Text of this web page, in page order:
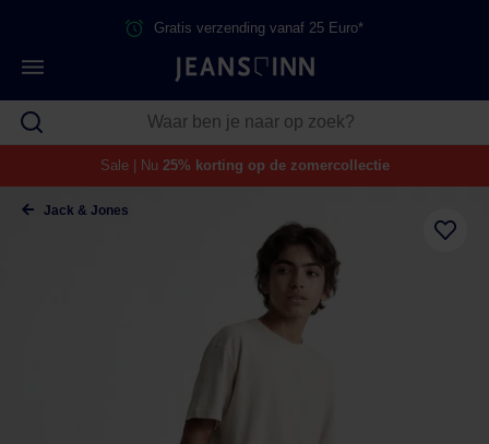
Gratis verzending vanaf 25 Euro*
Sale | Nu 25% korting op de zomercollectie
Jack & Jones